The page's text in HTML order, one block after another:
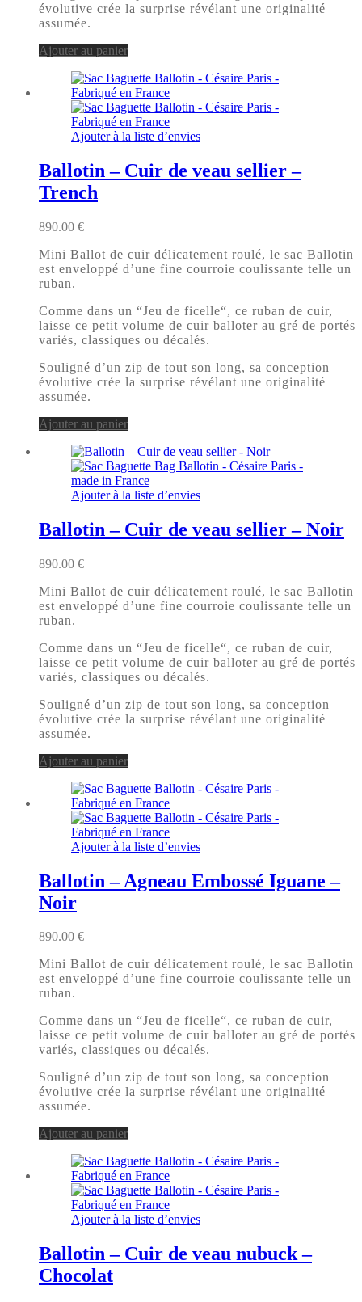
évolutive crée la surprise révélant une originalité
assumée.
Ajouter au panier
Ajouter à la liste d’envies
Ballotin – Cuir de veau sellier –
Trench
890.00 €
Mini Ballot de cuir délicatement roulé, le sac Ballotin
est enveloppé d’une fine courroie coulissante telle un
ruban.
Comme dans un “Jeu de ficelle“, ce ruban de cuir,
laisse ce petit volume de cuir balloter au gré de portés
variés, classiques ou décalés.
Souligné d’un zip de tout son long, sa conception
évolutive crée la surprise révélant une originalité
assumée.
Ajouter au panier
Ajouter à la liste d’envies
Ballotin – Cuir de veau sellier – Noir
890.00 €
Mini Ballot de cuir délicatement roulé, le sac Ballotin
est enveloppé d’une fine courroie coulissante telle un
ruban.
Comme dans un “Jeu de ficelle“, ce ruban de cuir,
laisse ce petit volume de cuir balloter au gré de portés
variés, classiques ou décalés.
Souligné d’un zip de tout son long, sa conception
évolutive crée la surprise révélant une originalité
assumée.
Ajouter au panier
Ajouter à la liste d’envies
Ballotin – Agneau Embossé Iguane –
Noir
890.00 €
Mini Ballot de cuir délicatement roulé, le sac Ballotin
est enveloppé d’une fine courroie coulissante telle un
ruban.
Comme dans un “Jeu de ficelle“, ce ruban de cuir,
laisse ce petit volume de cuir balloter au gré de portés
variés, classiques ou décalés.
Souligné d’un zip de tout son long, sa conception
évolutive crée la surprise révélant une originalité
assumée.
Ajouter au panier
Ajouter à la liste d’envies
Ballotin – Cuir de veau nubuck –
Chocolat